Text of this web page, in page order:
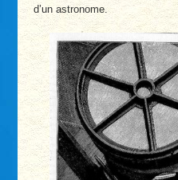
d’un astronome.